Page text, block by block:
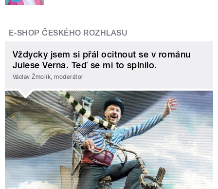
E-SHOP ČESKÉHO ROZHLASU
Vždycky jsem si přál ocitnout se v románu
Julese Verna. Teď se mi to splnilo.
Václav Žmolík, moderátor